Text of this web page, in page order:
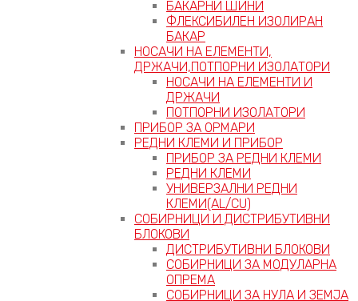
БАКАРНИ ШИНИ
ФЛЕКСИБИЛЕН ИЗОЛИРАН
БАКАР
НОСАЧИ НА ЕЛЕМЕНТИ,
ДРЖАЧИ,ПОТПОРНИ ИЗОЛАТОРИ
НОСАЧИ НА ЕЛЕМЕНТИ И
ДРЖАЧИ
ПОТПОРНИ ИЗОЛАТОРИ
ПРИБОР ЗА ОРМАРИ
РЕДНИ КЛЕМИ И ПРИБОР
ПРИБОР ЗА РЕДНИ КЛЕМИ
РЕДНИ КЛЕМИ
УНИВЕРЗАЛНИ РЕДНИ
КЛЕМИ(AL/CU)
СОБИРНИЦИ И ДИСТРИБУТИВНИ
БЛОКОВИ
ДИСТРИБУТИВНИ БЛОКОВИ
СОБИРНИЦИ ЗА МОДУЛАРНА
ОПРЕМА
СОБИРНИЦИ ЗА НУЛА И ЗЕМЈА